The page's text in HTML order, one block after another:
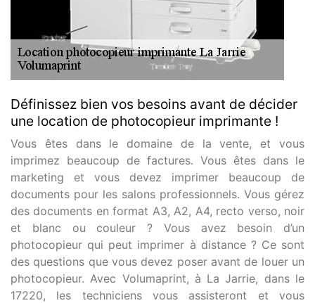
Définissez bien vos besoins avant de décider
une location de photocopieur imprimante !
Vous êtes dans le domaine de la vente, et vous
imprimez beaucoup de factures. Vous êtes dans le
marketing et vous devez imprimer beaucoup de
documents pour les salons professionnels. Vous gérez
des documents en format A3, A2, A4, recto verso, noir
et blanc ou couleur ? Vous avez besoin d’un
photocopieur qui peut imprimer à distance ? Ce sont
des questions que vous devez poser avant de louer un
photocopieur. Avec Volumaprint, à La Jarrie, dans le
17220, les techniciens vous assisteront et vous